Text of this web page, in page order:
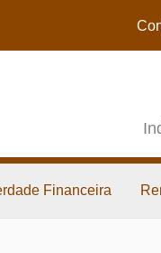
Financeira